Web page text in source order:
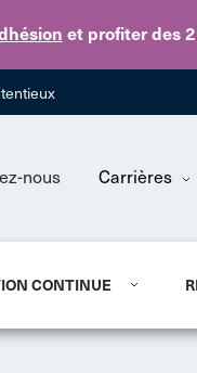
et profiter des
Skip to main
nous Carrières
CONTINUE